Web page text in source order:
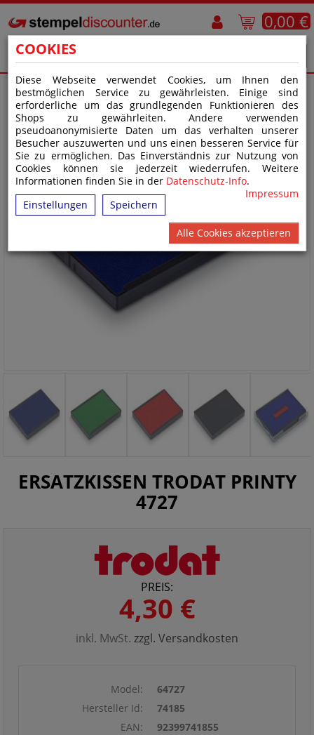
COOKIES
Diese Webseite verwendet Cookies, um Ihnen den
bestmöglichen Service zu gewährleisten. Einige sind
erforderliche um das grundlegenden Funktionieren des
Shops zu gewährleiten. Andere verwenden
pseudoanonymisierte Daten um das verhalten unserer
Besucher auszuwerten und uns einen besseren Service für
Sie zu ermöglichen. Das Einverständnis zur Nutzung von
Cookies können sie jederzeit wiederrufen. Weitere
Informationen finden Sie in der Datenschutz-Info.
Impressum
Einstellungen
Speichern
Alle Cookies akzeptieren
0,00 €
ERSATZKISSEN TRODAT PRINTY
4727
PREIS:
4,30 €
inkl. MwSt. zzgl. Versandkosten
Model:
64727
Hersteller Id:
74185
EAN:
92399741855